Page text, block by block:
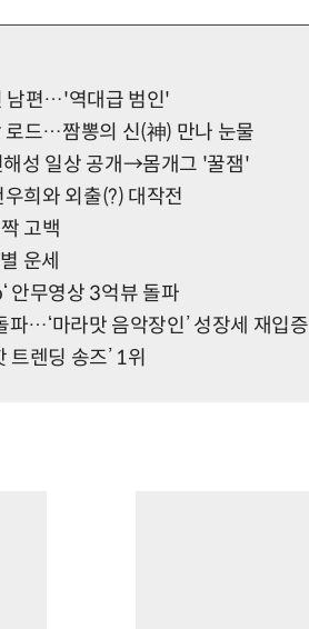
남편…'역대급 범인'
로드…짬뽕의 신(神) 만나 눈물
성 일상 공개→몸개그 '꿀잼'
희와 외출(?) 대작전
고백
운세
안무영상 3억뷰 돌파
파…‘마라맛 음악장인’ 성장세 재입증
트렌딩 송즈’ 1위